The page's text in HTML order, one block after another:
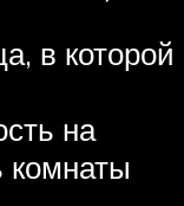
в которой
на